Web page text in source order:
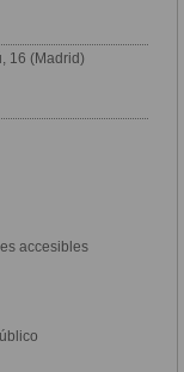
16 (Madrid)
accesibles